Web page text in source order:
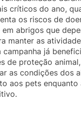
críticos do ano,
os riscos de
abrigos que
manter as
campanha já
de proteção
as condições dos
aos pets enquanto